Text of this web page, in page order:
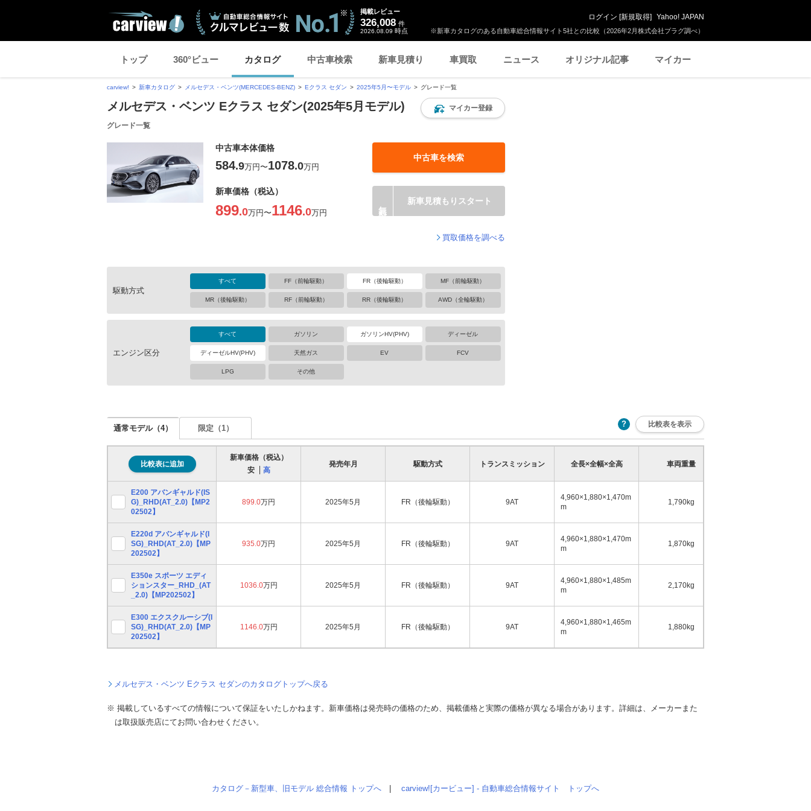
※新車カタログのある自動車総合情報サイト5社との比較（2026年2月株式会社プラグ調べ）
掲載レビュー
326,008 件
2026.08.09 時点
ログイン [新規取得] Yahoo! JAPAN
トップ 360°ビュー カタログ 中古車検索 新車見積り 車買取 ニュース オリジナル記事 マイカー
carview! 新車カタログ メルセデス・ベンツ(MERCEDES-BENZ) Eクラス セダン 2025年5月〜モデル グレード一覧
メルセデス・ベンツ Eクラス セダン(2025年5月モデル)
グレード一覧
マイカー登録
中古車本体価格
584.9万円〜1078.0万円
中古車を検索
新車価格（税込）
899.0万円〜1146.0万円
新車見積もりスタート
買取価格を調べる
駆動方式
すべて FF（前輪駆動） FR（後輪駆動） MF（前輪駆動）
MR（後輪駆動） RF（前輪駆動） RR（後輪駆動） AWD（全輪駆動）
エンジン区分
すべて ガソリン ガソリンHV(PHV) ディーゼル
ディーゼルHV(PHV) 天然ガス EV FCV
LPG その他
通常モデル（4） 限定（1） 比較表を表示
比較表に追加
新車価格（税込）
安
高
発売年月 駆動方式 トランスミッション 全長×全幅×全高 車両重量
E200 アバンギャルド(IS
G)_RHD(AT_2.0)【MP2
02502】
899.0万円 2025年5月 FR（後輪駆動） 9AT
4,960×1,880×1,470m
m
1,790kg
E220d アバンギャルド(I
SG)_RHD(AT_2.0)【MP
202502】
935.0万円 2025年5月 FR（後輪駆動） 9AT
4,960×1,880×1,470m
m
1,870kg
E350e スポーツ エディ
ションスター_RHD_(AT
_2.0)【MP202502】
1036.0万円 2025年5月 FR（後輪駆動） 9AT
4,960×1,880×1,485m
m
2,170kg
E300 エクスクルーシブ(I
SG)_RHD(AT_2.0)【MP
202502】
1146.0万円 2025年5月 FR（後輪駆動） 9AT
4,960×1,880×1,465m
m
1,880kg
メルセデス・ベンツ Eクラス セダンのカタログトップへ戻る
※ 掲載しているすべての情報について保証をいたしかねます。新車価格は発売時の価格のため、掲載価格と実際の価格が異なる場合があります。詳細は、メーカーまた
は取扱販売店にてお問い合わせください。
カタログ－新型車、旧モデル 総合情報 トップへ carview![カービュー] - 自動車総合情報サイト トップへ